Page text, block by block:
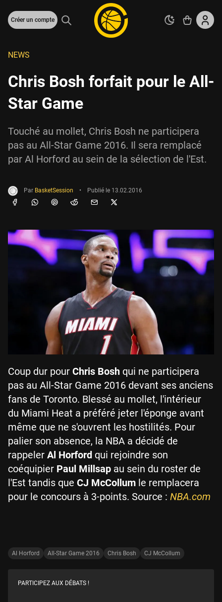
Créer un compte
NEWS
Chris Bosh forfait pour le All-
Star Game
Touché au mollet, Chris Bosh ne participera
pas au All-Star Game 2016. Il sera remplacé
par Al Horford au sein de la sélection de l'Est.
Par BasketSession • Publié le 13.02.2016
Coup dur pour Chris Bosh qui ne participera
pas au All-Star Game 2016 devant ses anciens
fans de Toronto. Blessé au mollet, l'intérieur
du Miami Heat a préféré jeter l'éponge avant
même que ne s'ouvrent les hostilités. Pour
palier son absence, la NBA a décidé de
rappeler Al Horford qui rejoindre son
coéquipier Paul Millsap au sein du roster de
l'Est tandis que CJ McCollum le remplacera
pour le concours à 3-points. Source : NBA.com
Al Horford All-Star Game 2016 Chris Bosh CJ McCollum
PARTICIPEZ AUX DÉBATS !